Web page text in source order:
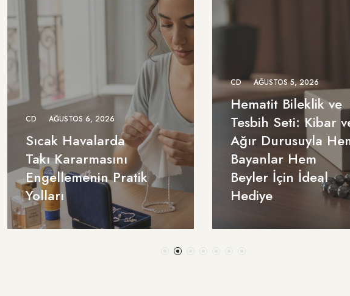
CD AĞUSTOS 6, 2026
Sıcak Havalarda
Takı Kararmasını
Engellemenin Pratik
Yolları
CD AĞUSTOS 5, 2026
Hematit Bileklik ve
Tesbih Seti: Kibar
Ağır Durusuyla
Bayanlar Hem
Beyler İçin İdeal
Hediye